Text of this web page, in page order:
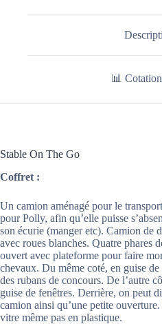
📊
Stable On The Go
Coffret :
Un camion aménagé pour le
pour Polly, afin qu’elle puisse
son écurie (manger etc). Camion de
avec roues blanches. Quatre phares
ouvert avec plateforme pour faire
chevaux. Du même coté, en guise
des rubans de concours. De l’autre
guise de fenêtres. Derrière, on peut
camion ainsi qu’une petite
vitre même pas en plastique.